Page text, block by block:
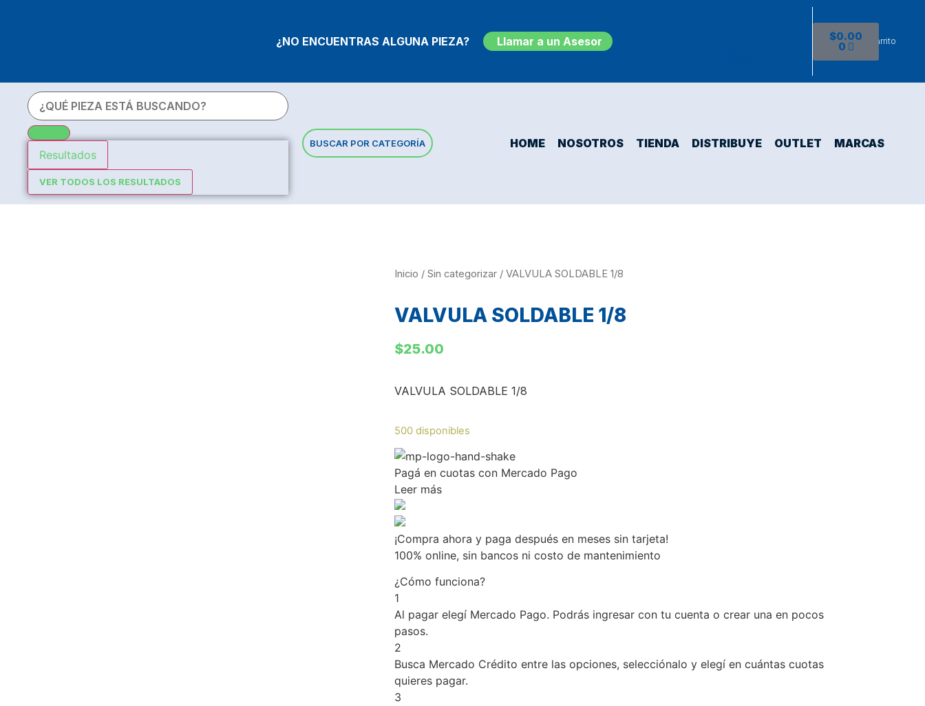
¿NO ENCUENTRAS ALGUNA PIEZA? Llamar a un Asesor $0.00
0 Ver Carrito
Resultados
VER TODOS LOS RESULTADOS
BUSCAR POR CATEGORÍA HOME NOSOTROS TIENDA DISTRIBUYE OUTLET MARCAS
Inicio / Sin categorizar/ VALVULA SOLDABLE 1/8
VALVULA SOLDABLE 1/8
$25.00
VALVULA SOLDABLE 1/8
500 disponibles
Pagá en cuotascon Mercado Pago
Leer más
¡Compra ahora y paga después en meses sin tarjeta!
100% online, sin bancos ni costo de mantenimiento
¿Cómo funciona?
1
Al pagar elegíMercado Pago. Podrás ingresar con tu cuenta o crear una en pocos
pasos.
2
Busca Mercado Crédito entre las opciones, selecciónalo y elegí en cuántas cuotas
quieres pagar.
3